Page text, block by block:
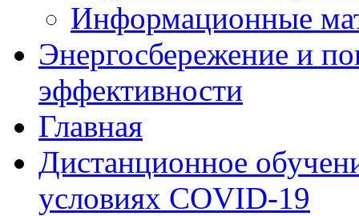
Информационные
Энергосбережение и
эффективности
Главная
Дистанционное
условиях COVID-19